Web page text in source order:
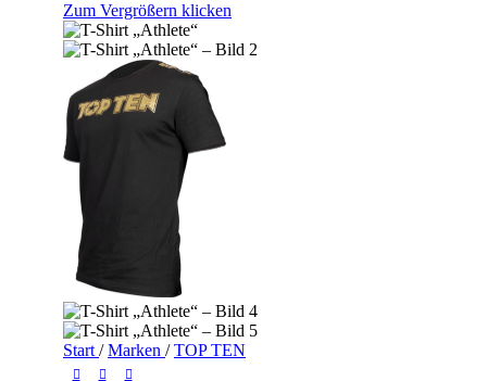
Zum Vergrößern klicken
Start / Marken / TOP TEN